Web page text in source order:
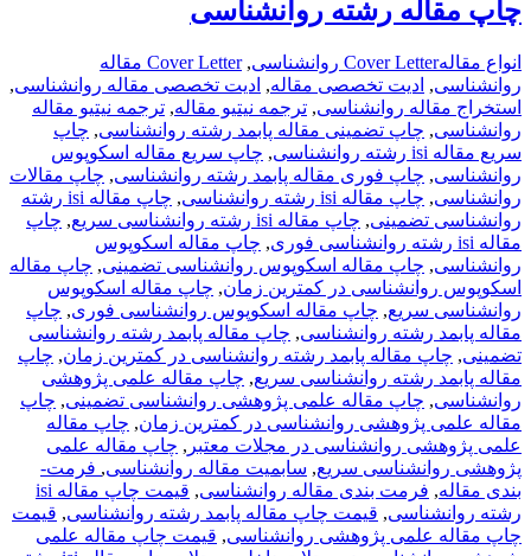
چاپ مقاله رشته روانشناسی
انواع مقالهCover Letter روانشناسی ,
Cover Letter مقاله
روانشناسی, ادیت تخصصی مقاله, ادیت تخصصی مقاله روانشناسی,
استخراج مقاله روانشناسی, ترجمه نیتیو مقاله, ترجمه نیتیو مقاله
روانشناسی, چاپ تضمینی مقاله پابمد رشته روانشناسی, چاپ
سریع مقاله isi رشته روانشناسی
, چاپ سریع مقاله اسکوپوس
روانشناسی, چاپ فوری مقاله پابمد رشته روانشناسی, چاپ مقالات
روانشناسی, چاپ مقاله isi رشته روانشناسی ,
چاپ مقاله isi رشته
روانشناسی تضمینی, چاپ مقاله isi رشته روانشناسی سریع , چاپ
مقاله isi رشته روانشناسی فوری
, چاپ مقاله اسکوپوس
روانشناسی, چاپ مقاله اسکوپوس روانشناسی تضمینی, چاپ مقاله
اسکوپوس روانشناسی در کمترین زمان, چاپ مقاله اسکوپوس
روانشناسی سریع, چاپ مقاله اسکوپوس روانشناسی فوری, چاپ
مقاله پابمد رشته روانشناسی, چاپ مقاله پابمد رشته روانشناسی
تضمینی, چاپ مقاله پابمد رشته روانشناسی در کمترین زمان, چاپ
مقاله پابمد رشته روانشناسی سریع, چاپ مقاله علمی پژوهشی
روانشناسی, چاپ مقاله علمی پژوهشی روانشناسی تضمینی, چاپ
مقاله علمی پژوهشی روانشناسی در کمترین زمان, چاپ مقاله
علمی پژوهشی روانشناسی در مجلات معتبر , چاپ مقاله علمی
پژوهشی روانشناسی سریع, سابمیت مقاله روانشناسی, فرمت­
بندی مقاله, فرمت­ بندی مقاله روانشناسی,
قیمت چاپ مقاله isi
رشته روانشناسی, قیمت چاپ مقاله پابمد رشته روانشناسی, قیمت
چاپ مقاله علمی پژوهشی روانشناسی, قیمت چاپ مقاله علمی